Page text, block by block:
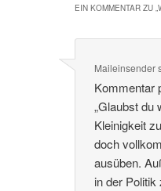
EIN KOMMENTAR ZU „
Maileinsender
Kommentar
„Glaubst du
Kleinigkeit
doch
ausüben.
in der